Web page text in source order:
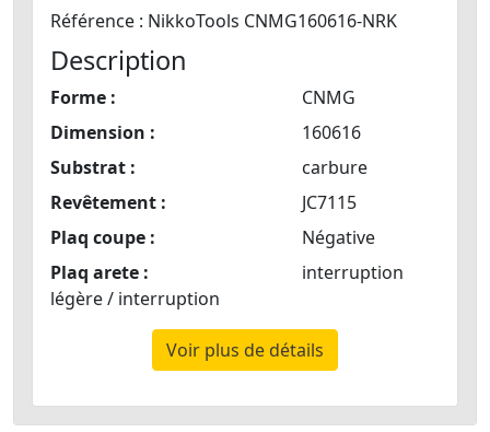
Référence : NikkoTools CNMG160616-NRK
Description
Forme :
CNMG
Dimension :
160616
Substrat :
carbure
Revêtement :
JC7115
Plaq coupe :
Négative
Plaq arete :
interruption
légère / interruption
Voir plus de détails